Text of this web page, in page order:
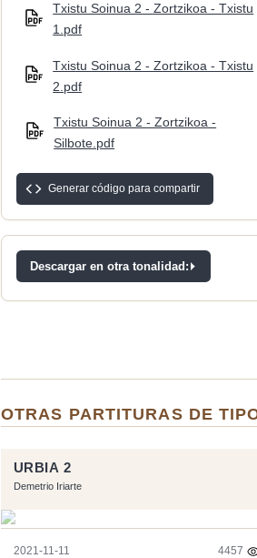
Txistu Soinua 2 - Zortzikoa - Txistu
1.pdf
Txistu Soinua 2 - Zortzikoa - Txistu
2.pdf
Txistu Soinua 2 - Zortzikoa -
Silbote.pdf
Generar código para compartir
Descargar en otra tonalidad:
OTRAS PARTITURAS DE
URBIA 2
Demetrio Iriarte
2021-11-11 4457